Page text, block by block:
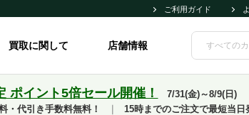
ご利用ガイド
買取に関して 店舗情報
ポイント5倍セール開催！
7/31(金)～8/9(日)
・代引き手数料無料！
15時までのご注文で最短当日